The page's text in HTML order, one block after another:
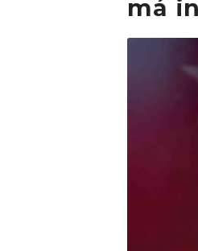
má
Obrázek